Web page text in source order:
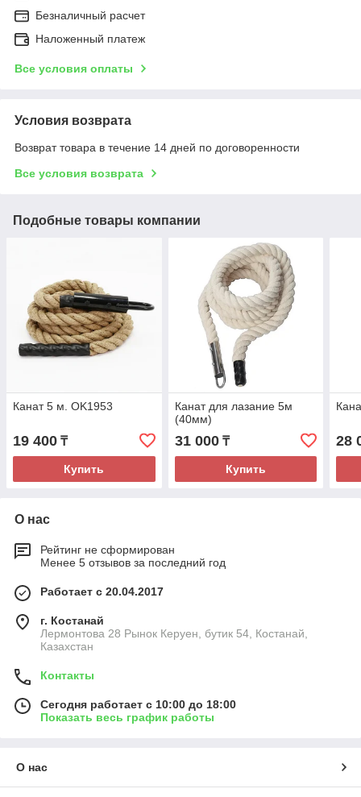
Безналичный расчет
Наложенный платеж
Все условия оплаты
Условия возврата
Возврат товара в течение 14 дней по договоренности
Все условия возврата
Подобные товары компании
Канат 5 м. OK1953
19 400 ₸
Купить
Канат для лазание 5м
(40мм)
31 000₸
Купить
28
О нас
Рейтинг не сформирован
Менее 5 отзывов за последний год
Работает с 20.04.2017
г. Костанай
Лермонтова 28 Рынок Керуен, бутик 54, Костанай,
Казахстан
Контакты
Сегодня работает с 10:00 до 18:00
Показать весь график работы
О нас